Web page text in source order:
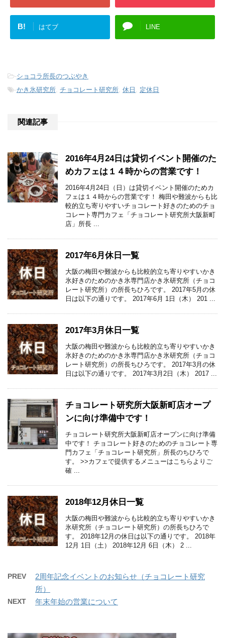
B! はてブ LINE
-ショコラ所長のつぶやき
-かき氷研究所 チョコレート研究所 休日 定休日
関連記事
2016年4月24日は貸切イベント開催のた
めカフェは１４時からの営業です！
2016年4月24日（日）は貸切イベント開催のためカ
フェは１４時からの営業です！ 梅田や難波からも比
較的立ち寄りやすいチョコレート好きのためのチョ
コレート専門カフェ「チョコレート研究所大阪新町
店」所長 ...
2017年6月休日一覧
大阪の梅田や難波からも比較的立ち寄りやすいかき
氷好きのためのかき氷専門店かき氷研究所（チョコ
レート研究所）の所長ちひろです。 2017年5月の休
日は以下の通りです。 2017年6月 1日（木） 201 ...
2017年3月休日一覧
大阪の梅田や難波からも比較的立ち寄りやすいかき
氷好きのためのかき氷専門店かき氷研究所（チョコ
レート研究所）の所長ちひろです。 2017年3月の休
日は以下の通りです。 2017年3月2日（木） 2017 ...
チョコレート研究所大阪新町店オープ
ンに向け準備中です！
チョコレート研究所大阪新町店オープンに向け準備
中です！ チョコレート好きのためのチョコレート専
門カフェ「チョコレート研究所」所長のちひろで
す。 >>カフェで提供するメニューはこちらよりご
確 ...
2018年12月休日一覧
大阪の梅田や難波からも比較的立ち寄りやすいかき
氷研究所（チョコレート研究所）の所長ちひろで
す。 2018年12月の休日は以下の通りです。 2018年
12月 1日（土） 2018年12月 6日（木） 2 ...
PREV
2周年記念イベントのお知らせ（チョコレート研究
所）
NEXT 年末年始の営業について